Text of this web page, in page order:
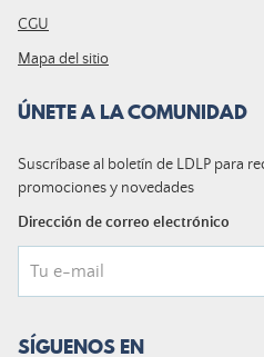
CGU
Mapa del sitio
ÚNETE A LA COMUNIDAD
Suscríbase al boletín de LDLP para
promociones y novedades
Dirección de correo electrónico
SÍGUENOS EN